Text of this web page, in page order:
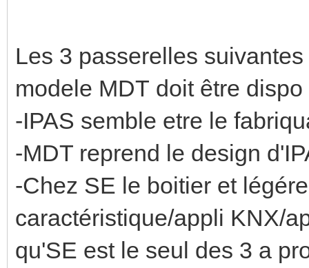
Les 3 passerelles
modele MDT doit être
-IPAS semble etre le
-MDT reprend le design
-Chez SE le boitier et
caractéristique/appli KNX/
qu'SE est le seul des 3 a